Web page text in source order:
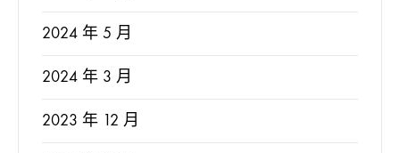
2024 年 5 月
2024 年 3 月
2023 年 12 月